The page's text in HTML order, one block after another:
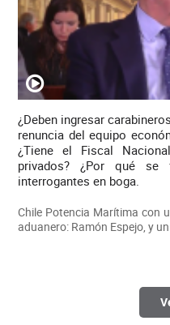
¿Deben ingresar
renuncia del equipo
¿Tiene el Fiscal
privados? ¿Por qué
interrogantes en boga.
Chile Potencia Marítima con
aduanero: Ramón Espejo, y